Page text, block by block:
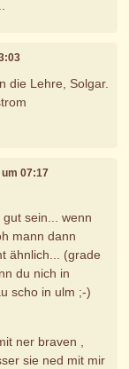
die Lehre, Solgar.
um 07:17
sein... wenn
mann dann
ähnlich... (grade
du nich in
scho in ulm ;-)
ner braven ,
sie ned mit mir